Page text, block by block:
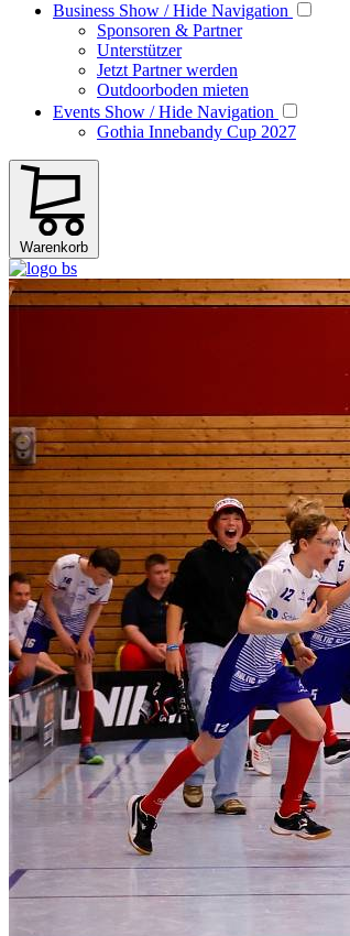
Business Show / Hide Navigation
Sponsoren & Partner
Unterstützer
Jetzt Partner werden
Outdoorboden mieten
Events Show / Hide Navigation
Gothia Innebandy Cup 2027
Warenkorb